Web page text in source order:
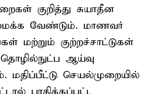
குறித்து சுயாதீன
வேண்டும். மாணவர்
மற்றும் குற்றச்சாட்டுகள்
தொழில்நுட்ப ஆய்வு
செயல்முறையில்